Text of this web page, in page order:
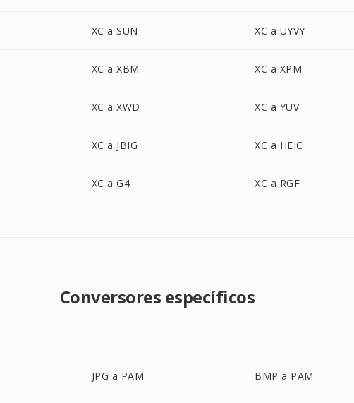
XC a SUN XC a UYVY
XC a XBM XC a XPM
XC a XWD XC a YUV
XC a JBIG XC a HEIC
XC a G4 XC a RGF
Conversores específicos
JPG a PAM BMP a PAM